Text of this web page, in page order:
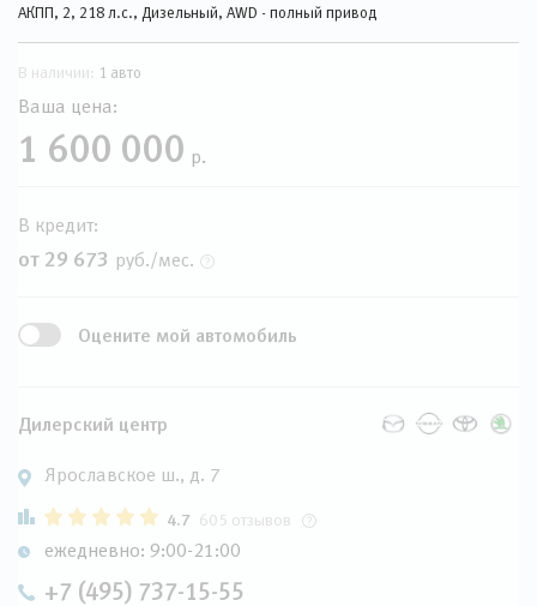
АКПП, 2, 218 л.с., Дизельный, AWD - полный привод
В наличии: 1 авто
Ваша цена:
1 600 000 р.
В кредит:
от 29 673 руб./мес.
Оцените мой автомобиль
Дилерский центр
Ярославское ш., д. 7
4.7 605 отзывов
ежедневно: 9:00-21:00
+7 (495) 737-15-55